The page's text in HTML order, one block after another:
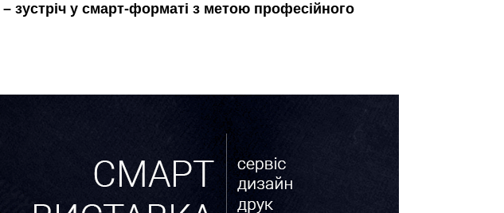
– зустріч у смарт-форматі з метою професійного